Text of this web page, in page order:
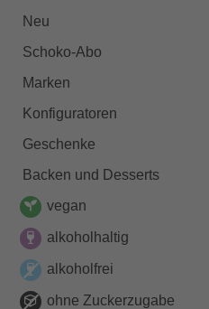
Neu
Schoko-Abo
Marken
Konfiguratoren
Geschenke
Backen und Desserts
vegan
alkoholhaltig
alkoholfrei
ohne Zuckerzugabe